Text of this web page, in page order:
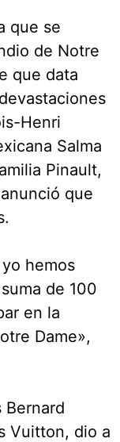
que se
de Notre
que data
Henri
Salma
Pinault,
que
hemos
de 100
en la
Dame»,
Bernard
Vuitton, dio a